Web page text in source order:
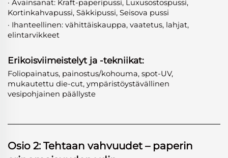
· Avainsanat: Kraft-paperipussi, Luxusostospussi,
Kortinkahvapussi, Säkkipussi, Seisova pussi
· Ihanteellinen: vähittäiskauppa, vaatetus, lahjat,
elintarvikkeet
Erikoisviimeistelyt ja -tekniikat:
Foliopainatus, painostus/kohouma, spot-UV,
mukautettu die-cut, ympäristöystävällinen
vesipohjainen päällyste
Osio 2: Tehtaan vahvuudet – paperin